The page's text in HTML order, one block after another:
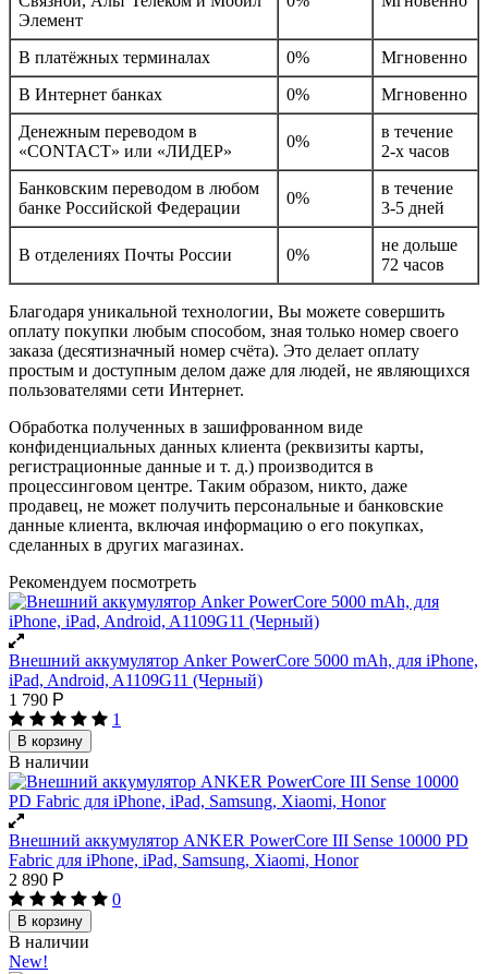
Элемент
В платёжных терминалах 0%
Мгновенно
В Интернет банках
0%
Мгновенно
Денежным переводом в
«CONTACT» или «ЛИДЕР»
0%
в течение
2-х часов
Банковским переводом в любом
банке Российской Федерации
0%
в течение
3-5 дней
В отделениях Почты России 0%
не дольше
72 часов
Благодаря уникальной технологии, Вы можете совершить
оплату покупки любым способом, зная только номер своего
заказа (десятизначный номер счёта). Это делает оплату
простым и доступным делом даже для людей, не являющихся
пользователями сети Интернет.
Обработка полученных в зашифрованном виде
конфиденциальных данных клиента (реквизиты карты,
регистрационные данные и т. д.) производится в
процессинговом центре. Таким образом, никто, даже
продавец, не может получить персональные и банковские
данные клиента, включая информацию о его покупках,
сделанных в других магазинах.
Рекомендуем посмотреть
Внешний аккумулятор Anker PowerCore 5000 mAh, для iPhone,
iPad, Android, A1109G11 (Черный)
1 790 Р
1
В корзину
В наличии
Внешний аккумулятор ANKER PowerCore III Sense 10000 PD
Fabric для iPhone, iPad, Samsung, Xiaomi, Honor
2 890 Р
0
В корзину
В наличии
New!